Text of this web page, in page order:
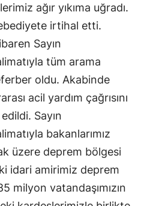
ağır yıkıma uğradı.
irtihal etti.
Sayın
tüm arama
oldu. Akabinde
acil yardım çağrısını
Sayın
bakanlarımız
üzere deprem bölgesi
idari amirimiz deprem
milyon vatandaşımızın